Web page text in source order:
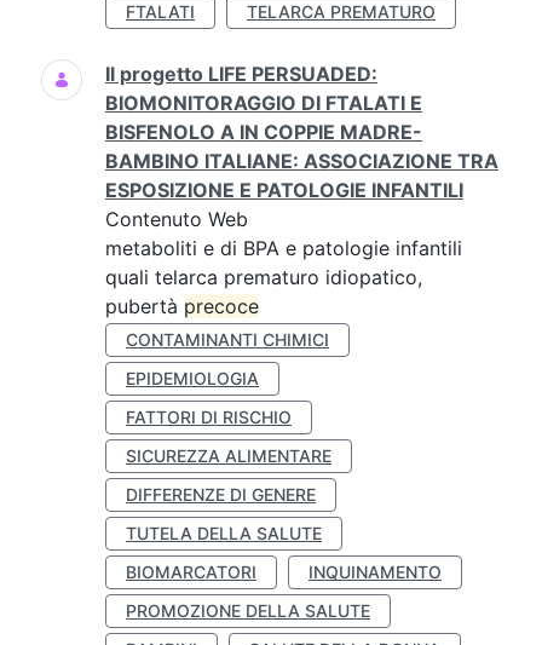
FTALATI
TELARCA PREMATURO
Il progetto LIFE PERSUADED:
BIOMONITORAGGIO DI FTALATI E
BISFENOLO A IN COPPIE MADRE-
BAMBINO ITALIANE: ASSOCIAZIONE TRA
ESPOSIZIONE E PATOLOGIE INFANTILI
Contenuto Web
metaboliti e di BPA e patologie infantili
quali telarca prematuro idiopatico,
pubertà precoce
CONTAMINANTI CHIMICI
EPIDEMIOLOGIA
FATTORI DI RISCHIO
SICUREZZA ALIMENTARE
DIFFERENZE DI GENERE
TUTELA DELLA SALUTE
BIOMARCATORI
INQUINAMENTO
PROMOZIONE DELLA SALUTE